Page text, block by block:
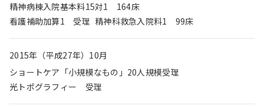
精神病棟入院基本料15対1 164床
看護補助加算1 受理 精神科救急入院料1 99床
2015年（平成27年）10月
ショートケア「小規模なもの」20人規模受理
光トポグラフィー 受理